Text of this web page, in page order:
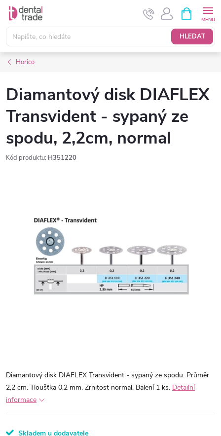
Přejít
obsah
HLEDAT
NÁKUPNÍ
KOŠÍK
Horico
Diamantový disk DIAFLEX
Transvident - sypaný ze
spodu, 2,2cm, normal
Kód produktu: H351220
Diamantový disk DIAFLEX Transvident - sypaný ze spodu. Průměr
2,2 cm. Tloušťka 0,2 mm. Zrnitost normal. Balení 1 ks. Detailní
informace
Skladem u dodavatele